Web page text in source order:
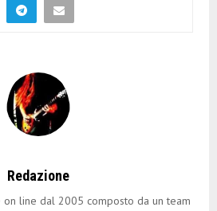
Redazione
on line dal 2005 composto da un team